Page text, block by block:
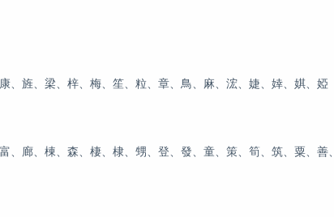
、旌、梁、梓、梅、笙、粒、章、鳥、麻、浤、婕、婞、娸、婭
廊、棟、森、棲、棣、甥、登、發、童、策、筍、筑、粟、善、